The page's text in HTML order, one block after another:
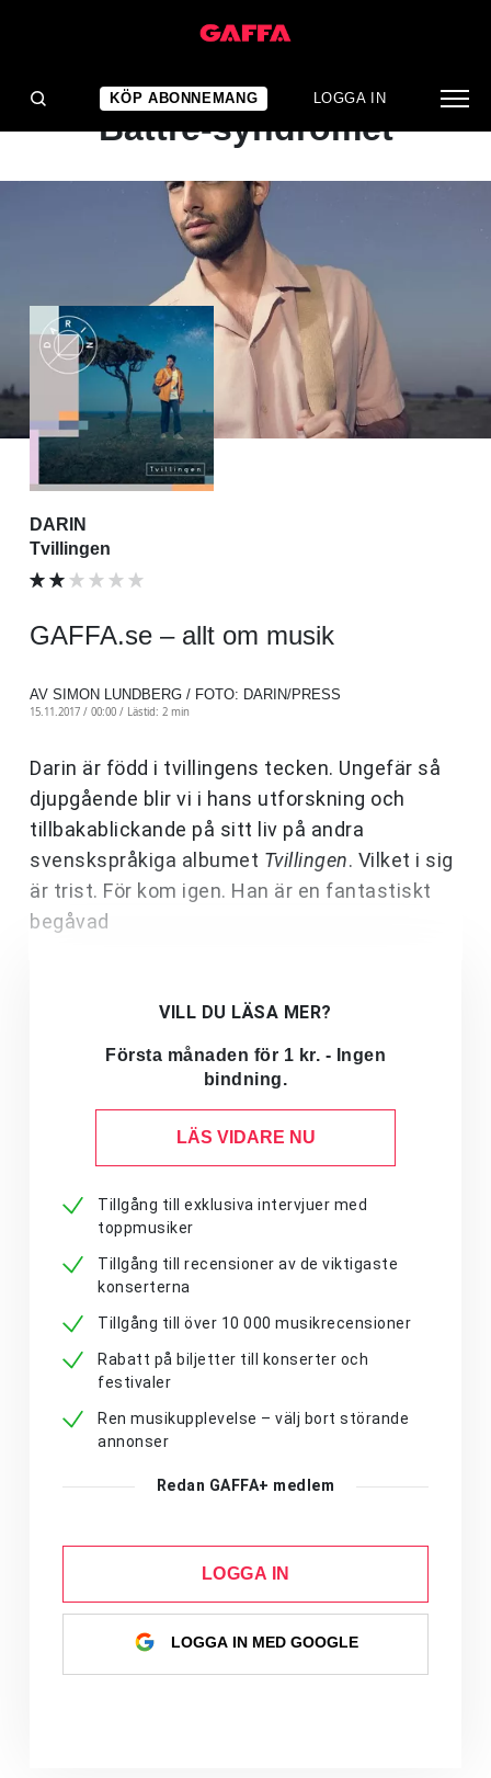
KÖP ABONNEMANG LOGGA IN
ALBUMRECENSION
Ett klart fall av Så Mycket
Bättre-syndromet
DARIN
Tvillingen
GAFFA.se – allt om musik
AV SIMON LUNDBERG / FOTO: DARIN/PRESS
15.11.2017 / 00:00 / Lästid: 2 min
Darin är född i tvillingens tecken. Ungefär så
djupgående blir vi i hans utforskning och
tillbakablickande på sitt liv på andra
svenskspråkiga albumet Tvillingen. Vilket i sig
är trist. För kom igen. Han är en fantastiskt
begåvad
VILL DU LÄSA MER?
Första månaden för 1 kr. - Ingen
bindning.
LÄS VIDARE NU
Tillgång till exklusiva intervjuer med
toppmusiker
Tillgång till recensioner av de viktigaste
konserterna
Tillgång till över 10 000 musikrecensioner
Rabatt på biljetter till konserter och
festivaler
Ren musikupplevelse – välj bort störande
annonser
Redan GAFFA+ medlem
LOGGA IN
LOGGA IN MED GOOGLE